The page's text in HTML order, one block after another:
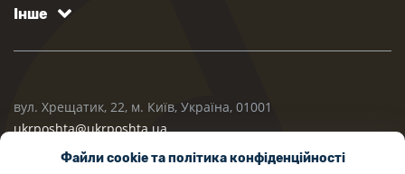
Файли cookie та політика конфіденційності
Інше
вул. Хрещатик, 22, м. Київ, Україна, 01001
ukrposhta@ukrposhta.ua